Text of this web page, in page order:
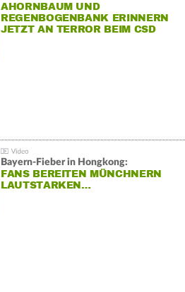
AHORNBAUM UND
REGENBOGENBANK ERINNERN
JETZT AN TERROR BEIM CSD
Bayern-Fieber in Hongkong:
FANS BEREITEN MÜNCHNERN
LAUTSTARKEN…